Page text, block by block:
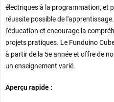
électriques à la programmation, et
réussite possible de
l'éducation et encourage la
projets pratiques. Le Funduino
à partir de la 5e année et offre de
un enseignement varié.
Aperçu rapide :